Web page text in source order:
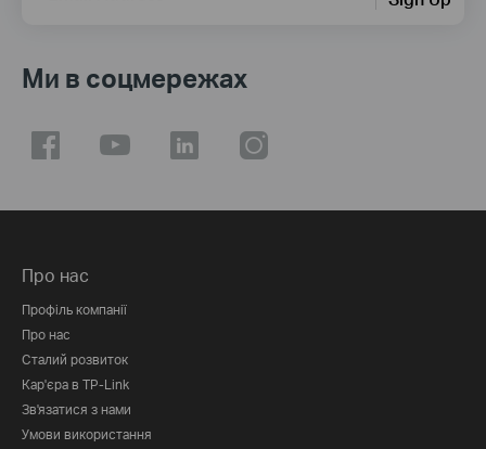
Ми в соцмережах
Про нас
Профіль компанії
Про нас
Сталий розвиток
Кар'єра в TP-Link
Зв'язатися з нами
Умови використання